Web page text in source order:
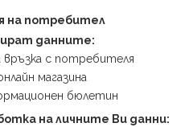
на потребител
данните:
връзка с потребителя
магазина
бюлетин
на личните Ви данни: